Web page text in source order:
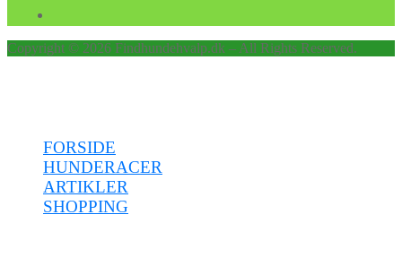
Copyright © 2026 Findhundehvalp.dk – All Rights Reserved.
FORSIDE
HUNDERACER
ARTIKLER
SHOPPING